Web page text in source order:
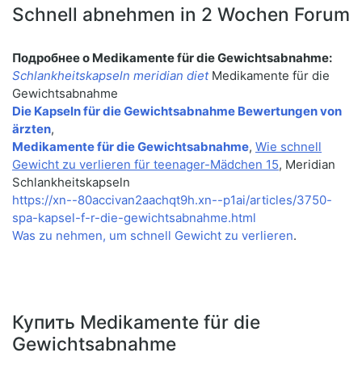
Schnell abnehmen in 2 Wochen Forum
Подробнее о Medikamente für die Gewichtsabnahme:
Schlankheitskapseln meridian dietMedikamente für die
Gewichtsabnahme
Die Kapseln für die Gewichtsabnahme Bewertungen von
ärzten,
Medikamente für die Gewichtsabnahme, Wie schnell
Gewicht zu verlieren für teenager-Mädchen 15, Meridian
Schlankheitskapseln
https://xn--80accivan2aachqt9h.xn--p1ai/articles/3750-
spa-kapsel-f-r-die-gewichtsabnahme.html
Was zu nehmen, um schnell Gewicht zu verlieren.
Купить Medikamente für die
Gewichtsabnahme